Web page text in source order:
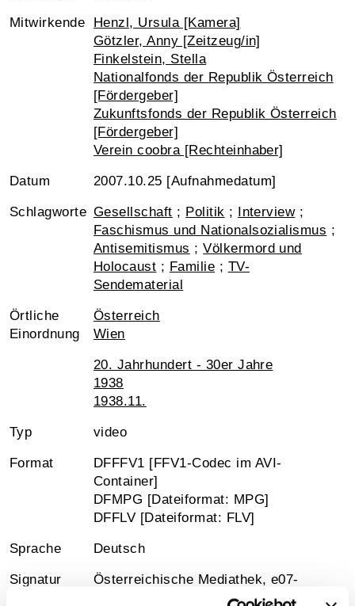
Mitwirkende
Henzl, Ursula [Kamera]
Götzler, Anny [Zeitzeug/in]
Finkelstein, Stella
Nationalfonds der Republik Österreich
[Fördergeber]
Zukunftsfonds der Republik Österreich
[Fördergeber]
Verein coobra [Rechteinhaber]
Datum 2007.10.25 [Aufnahmedatum]
Schlagworte Gesellschaft ; Politik ; Interview;
Faschismus und Nationalsozialismus ;
Antisemitismus ;Völkermord und
Holocaust ; Familie ; TV-
Sendematerial
Örtliche
Einordnung
Österreich
Wien
20. Jahrhundert - 30er Jahre
1938
1938.11.
Typ video
Format
DFFFV1 [FFV1-Codec im AVI-
Container]
DFMPG [Dateiformat: MPG]
DFFLV [Dateiformat: FLV]
Sprache Deutsch
Signatur
Österreichische Mediathek, e07-
00236_01_b04_k02, e07-